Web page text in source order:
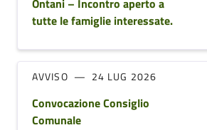
Ontani – Incontro aperto a
tutte le famiglie interessate.
AVVISO 24 LUG 2026
Convocazione Consiglio
Comunale